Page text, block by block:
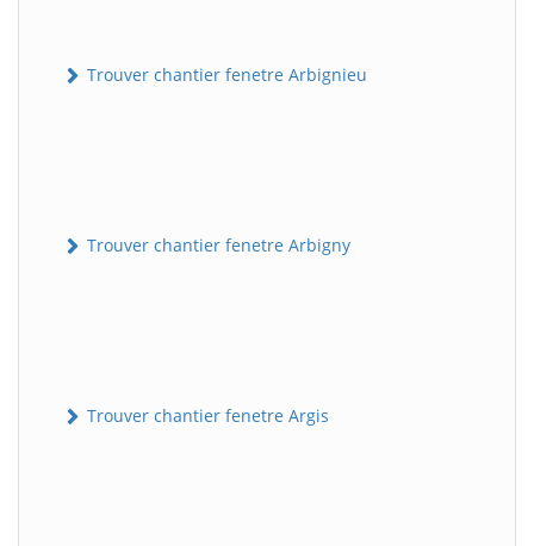
Trouver chantier fenetre Arbignieu
Trouver chantier fenetre Arbigny
Trouver chantier fenetre Argis